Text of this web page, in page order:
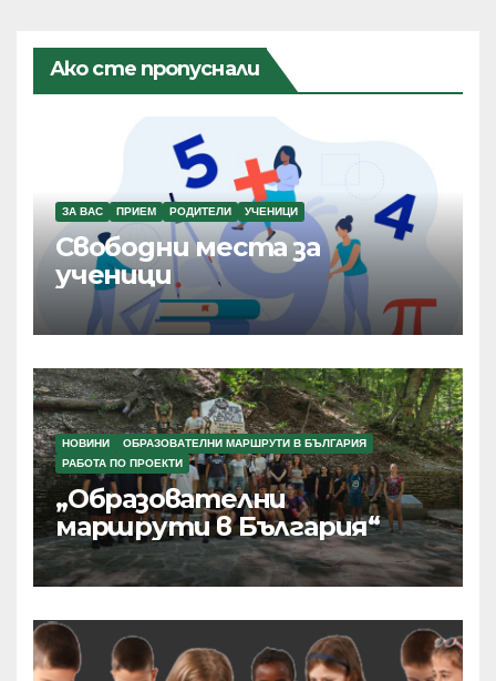
Ако сте пропуснали
ЗА ВАС ПРИЕМ РОДИТЕЛИ УЧЕНИЦИ
Свободни места за
ученици
НОВИНИ
ОБРАЗОВАТЕЛНИ МАРШРУТИ В БЪЛГАРИЯ
РАБОТА ПО ПРОЕКТИ
„Образователни
маршрути в България“